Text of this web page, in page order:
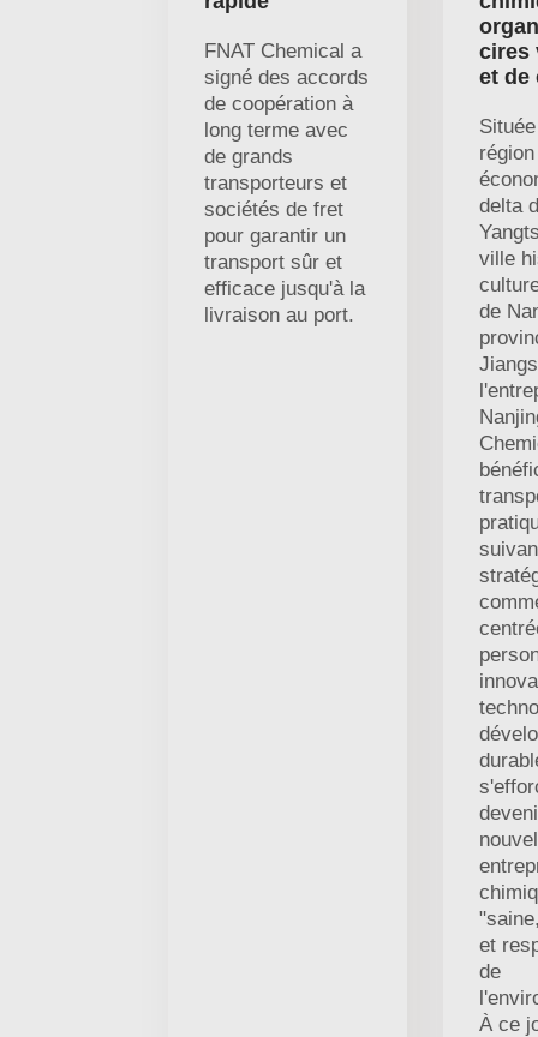
FNAT Chemical a
signé des accords
de coopération à
long terme avec
de grands
transporteurs et
sociétés de fret
pour garantir un
transport sûr et
efficace jusqu'à la
livraison au port.
cires
et de
région
delta
ville
de
et
de
À ce